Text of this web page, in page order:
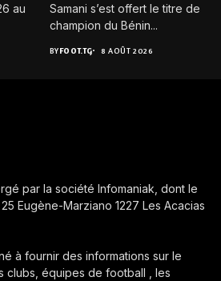
au
Samani s’est offert le titre de
champion du Bénin...
BYFOOT.TG 8 AOÛT 2026
par la société Infomaniak, dont le
Eugène-Marziano 1227 Les Acacias
à fournir des informations sur le
clubs, équipes de football , les